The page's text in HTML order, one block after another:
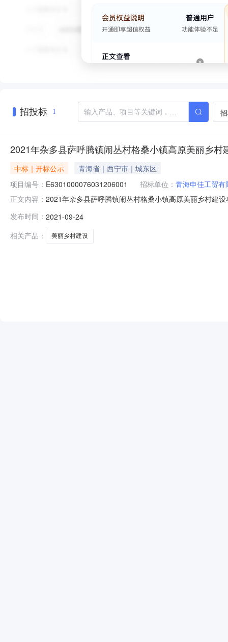
招投标 1
2021年杂多县萨呼腾镇闹丛村格桑小镇高原美丽乡村
中标｜开标公示
青海省｜西宁市｜城东区
项目编号： E6301000076031206001 招标单位： 青海申佳工贸有
正文内容： 2021年杂多县萨呼腾镇闹丛村格桑小镇高原美丽乡村建
金金额:0.00元,投标文件递交时间:未上传,投标人名称:青
发布时间： 2021-09-24
相关产品：
美丽乡村建设